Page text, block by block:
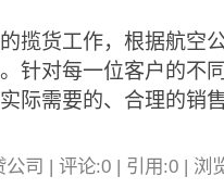
揽货工作，根据航空
针对每一位客户的不
际需要的、合理的销
司 | 评论:0 | 引用:0 | 浏